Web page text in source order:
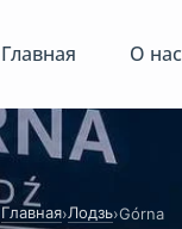
Главная О нас
Главная›Лодзь›Górna